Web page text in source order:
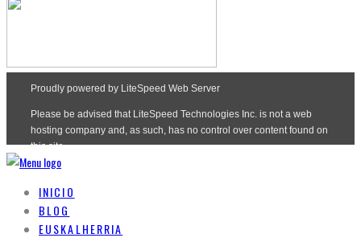
INICIO
BLOG
EUSKALHERRIA